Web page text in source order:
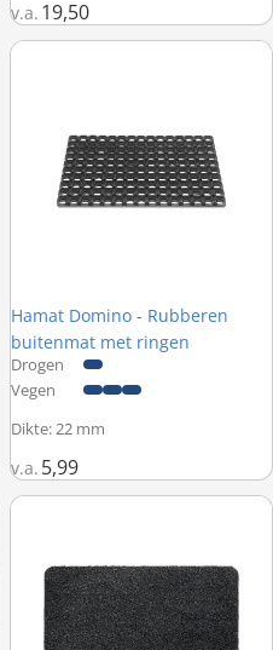
v.a. 19,50
buiten
Hamat Domino - Rubberen
Hamat Domino - Rubberen
buitenmat met ringen
Drogen
Vegen
Dikte: 22 mm
v.a. 5,99
Hamat Aqua Stop 051 Antraciet